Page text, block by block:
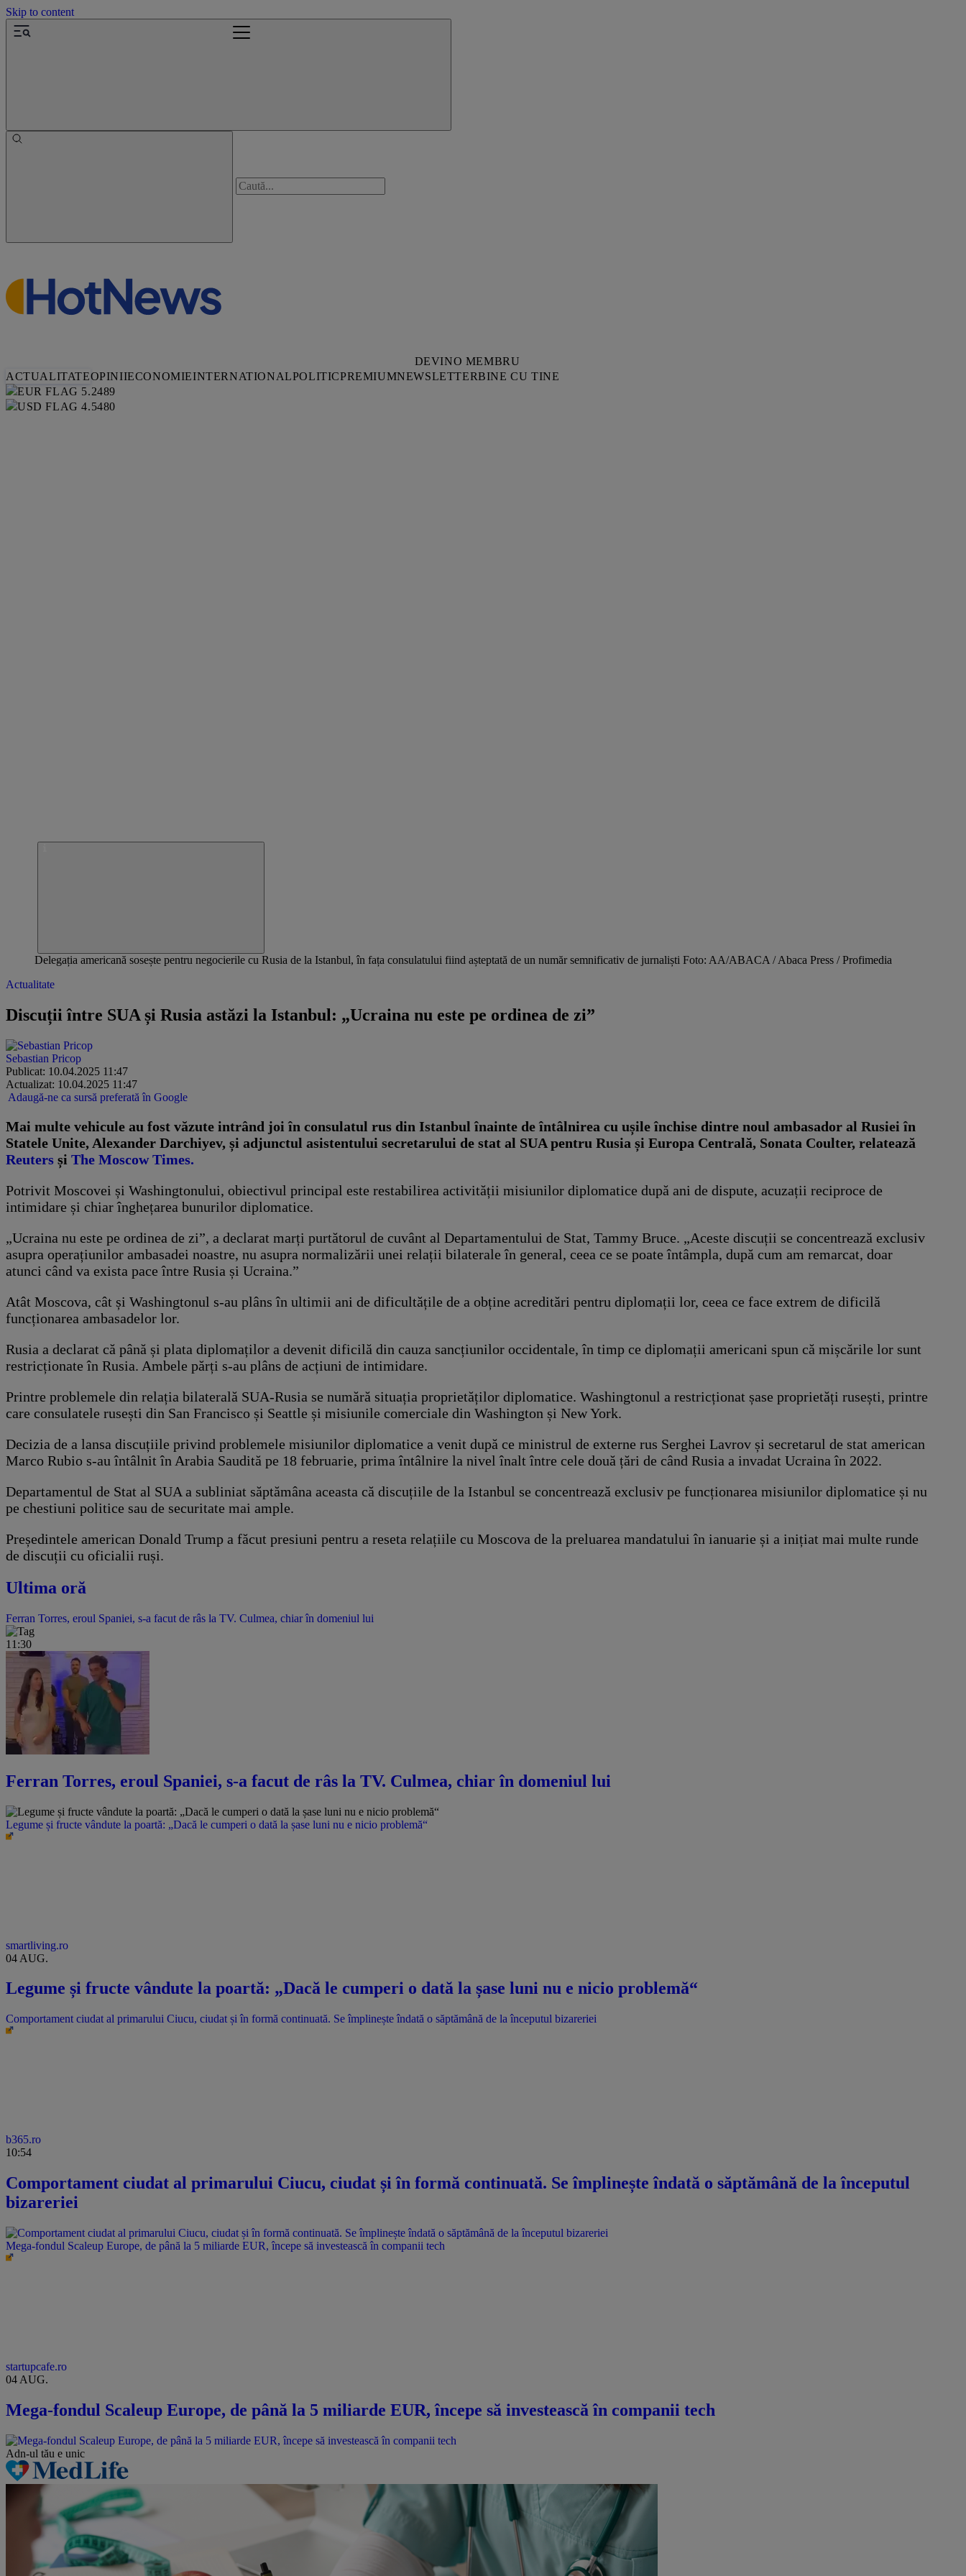
Skip to content
DEVINO MEMBRU
ACTUALITATEOPINIIECONOMIEINTERNATIONALPOLITICPREMIUMNEWSLETTERBINE CU TINE
5.2489
4.5480
Delegația americană sosește pentru negocierile cu Rusia de la Istanbul, în fața consulatului fiind așteptată de un număr semnificativ de jurnaliști Foto: AA/ABACA / Abaca Press / Profimedia
Actualitate
Discuții între SUA și Rusia astăzi la Istanbul: „Ucraina nu este pe ordinea de zi”
Sebastian Pricop
Publicat: 10.04.2025 11:47
Actualizat: 10.04.2025 11:47
Adaugă-ne ca sursă preferată în Google
Mai multe vehicule au fost văzute intrând joi în consulatul rus din Istanbul înainte de întâlnirea cu ușile închise dintre noul ambasador al Rusiei în
Statele Unite, Alexander Darchiyev, și adjunctul asistentului secretarului de stat al SUA pentru Rusia și Europa Centrală, Sonata Coulter, relatează
Reuters și The Moscow Times.
Potrivit Moscovei și Washingtonului, obiectivul principal este restabilirea activității misiunilor diplomatice după ani de dispute, acuzații reciproce de
intimidare și chiar înghețarea bunurilor diplomatice.
„Ucraina nu este pe ordinea de zi”, a declarat marți purtătorul de cuvânt al Departamentului de Stat, Tammy Bruce. „Aceste discuții se concentrează exclusiv
asupra operațiunilor ambasadei noastre, nu asupra normalizării unei relații bilaterale în general, ceea ce se poate întâmpla, după cum am remarcat, doar
atunci când va exista pace între Rusia și Ucraina.”
Atât Moscova, cât și Washingtonul s-au plâns în ultimii ani de dificultățile de a obține acreditări pentru diplomații lor, ceea ce face extrem de dificilă
funcționarea ambasadelor lor.
Rusia a declarat că până și plata diplomaților a devenit dificilă din cauza sancțiunilor occidentale, în timp ce diplomații americani spun că mișcările lor sunt
restricționate în Rusia. Ambele părți s-au plâns de acțiuni de intimidare.
Printre problemele din relația bilaterală SUA-Rusia se numără situația proprietăților diplomatice. Washingtonul a restricționat șase proprietăți rusești, printre
care consulatele rusești din San Francisco și Seattle și misiunile comerciale din Washington și New York.
Decizia de a lansa discuțiile privind problemele misiunilor diplomatice a venit după ce ministrul de externe rus Serghei Lavrov și secretarul de stat american
Marco Rubio s-au întâlnit în Arabia Saudită pe 18 februarie, prima întâlnire la nivel înalt între cele două țări de când Rusia a invadat Ucraina în 2022.
Departamentul de Stat al SUA a subliniat săptămâna aceasta că discuțiile de la Istanbul se concentrează exclusiv pe funcționarea misiunilor diplomatice și nu
pe chestiuni politice sau de securitate mai ample.
Președintele american Donald Trump a făcut presiuni pentru a reseta relațiile cu Moscova de la preluarea mandatului în ianuarie și a inițiat mai multe runde
de discuții cu oficialii ruși.
Ultima oră
Ferran Torres, eroul Spaniei, s-a facut de râs la TV. Culmea, chiar în domeniul lui
11:30
Ferran Torres, eroul Spaniei, s-a facut de râs la TV. Culmea, chiar în domeniul lui
Legume și fructe vândute la poartă: „Dacă le cumperi o dată la șase luni nu e nicio problemă“
smartliving.ro
04 AUG.
Legume și fructe vândute la poartă: „Dacă le cumperi o dată la șase luni nu e nicio problemă“
Comportament ciudat al primarului Ciucu, ciudat și în formă continuată. Se împlinește îndată o săptămână de la începutul bizareriei
b365.ro
10:54
Comportament ciudat al primarului Ciucu, ciudat și în formă continuată. Se împlinește îndată o săptămână de la începutul
bizareriei
Mega-fondul Scaleup Europe, de până la 5 miliarde EUR, începe să investească în companii tech
startupcafe.ro
04 AUG.
Mega-fondul Scaleup Europe, de până la 5 miliarde EUR, începe să investească în companii tech
Adn-ul tău e unic